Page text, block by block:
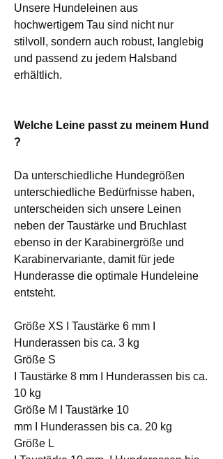
Unsere Hundeleinen aus
hochwertigem Tau sind nicht nur
stilvoll, sondern auch robust, langlebig
und passend zu jedem Halsband
erhältlich.
Welche Leine passt zu meinem Hund
?
Da unterschiedliche Hundegrößen
unterschiedliche Bedürfnisse haben,
unterscheiden sich unsere Leinen
neben der Taustärke und Bruchlast
ebenso in der Karabinergröße und
Karabinervariante, damit für jede
Hunderasse die optimale Hundeleine
entsteht.
Größe XS I Taustärke 6 mm I
Hunderassen bis ca. 3 kg
Größe S
I Taustärke 8 mm I Hunderassen bis ca.
10 kg
Größe M I Taustärke 10
mm I Hunderassen bis ca. 20 kg
Größe L